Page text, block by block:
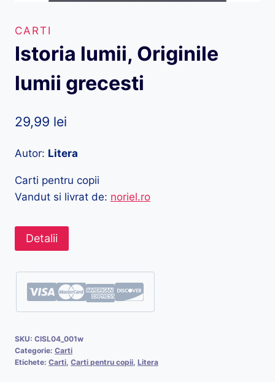
CARTI
Istoria lumii, Originile
lumii grecesti
29,99 lei
Autor: Litera
Carti pentru copii
Vandut si livrat de: noriel.ro
Detalii
SKU: CISL04_001w
Categorie: Carti
Etichete: Carti Carti pentru copii Litera